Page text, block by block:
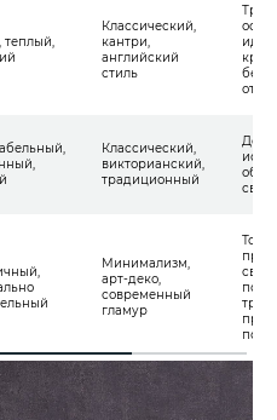
Классический,
кантри,
английский
стиль
Классический,
викторианский,
традиционный
Минимализм,
арт-деко,
современный
гламур